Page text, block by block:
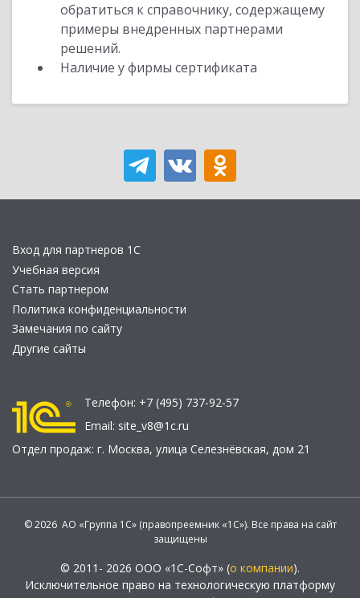
обратиться к справочнику, содержащему
примеры внедренных партнерами
решений.
Наличие у фирмы сертификата
Вход для партнеров 1С
Учебная версия
Стать партнером
Политика конфиденциальности
Замечания по сайту
Другие сайты
Телефон: +7 (495) 737-92-57
Email: site_v8@1c.ru
Отдел продаж: г. Москва, улица Селезнёвская, дом 21
© 2026 АО «Группа 1С» (правопреемник «1С»). Все права на сайт
защищены
© 2011- 2026 ООО «1С-Софт» (о компании).
Исключительное право на технологическую платформу